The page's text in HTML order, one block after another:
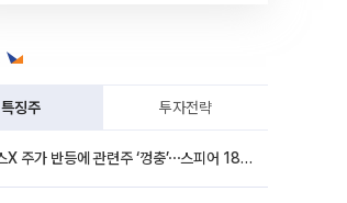
특징주 투자전략
스페이스X 주가 반등에 관련주 ‘껑충’⋯스피어 18%ㆍ에이치브이엠 12%↑